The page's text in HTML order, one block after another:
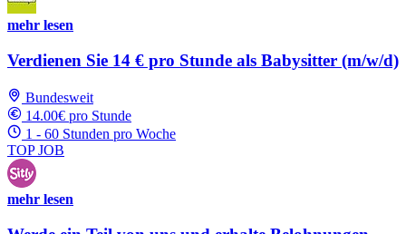
mehr lesen
Verdienen Sie 14 € pro Stunde als Babysitter (m/w/d)
Bundesweit
14.00€ pro Stunde
1 - 60 Stunden pro Woche
TOP JOB
mehr lesen